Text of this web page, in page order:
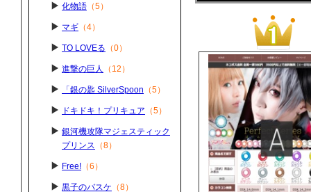
化物語 （5）
マギ （4）
TO LOVEる （0）
進撃の巨人 （12）
「銀の匙 SilverSpoon （5）
ドキドキ！プリキュア （5）
銀河機攻隊マジェスティック
プリンス
（8）
Free! （6）
黒子のバスケ （8）